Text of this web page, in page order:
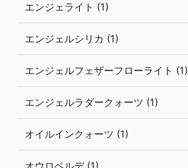
エンジェライト (1)
エンジェルシリカ (1)
エンジェルフェザーフローライト (1)
エンジェルラダークォーツ (1)
オイルインクォーツ (1)